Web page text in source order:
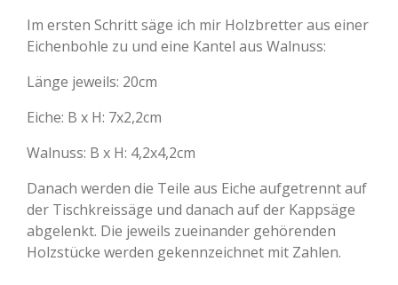
Im ersten Schritt säge ich mir Holzbretter aus einer
Eichenbohle zu und eine Kantel aus Walnuss:
Länge jeweils: 20cm
Eiche: B x H: 7x2,2cm
Walnuss: B x H: 4,2x4,2cm
Danach werden die Teile aus Eiche aufgetrennt auf
der Tischkreissäge und danach auf der Kappsäge
abgelenkt. Die jeweils zueinander gehörenden
Holzstücke werden gekennzeichnet mit Zahlen.